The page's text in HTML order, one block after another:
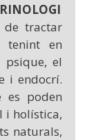
de tractar
tenint en
psique, el
i endocrí.
es poden
i holística,
naturals,